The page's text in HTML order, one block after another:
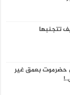
تتجنبها
حضرموت بعمق غير